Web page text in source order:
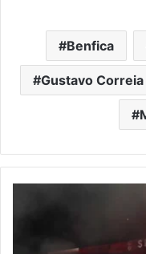
Benfica
Gustavo Correia